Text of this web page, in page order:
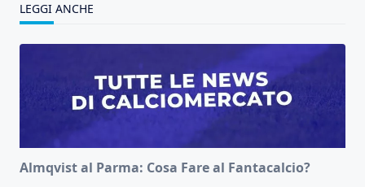
LEGGI ANCHE
Almqvist al Parma: Cosa Fare al Fantacalcio?